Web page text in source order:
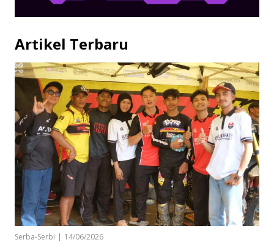
Artikel Terbaru
Serba-Serbi | 14/06/2026